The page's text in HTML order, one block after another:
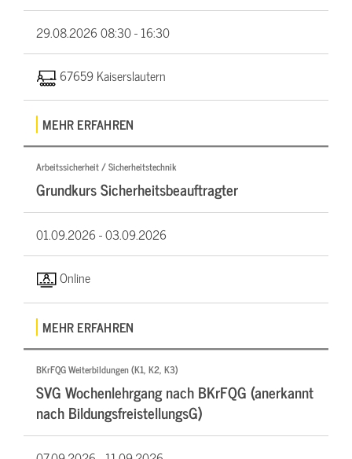
29.08.202608:30 - 16:30
67659 Kaiserslautern
MEHR ERFAHREN
Arbeitssicherheit / Sicherheitstechnik
Grundkurs Sicherheitsbeauftragter
01.09.2026 -03.09.2026
Online
MEHR ERFAHREN
BKrFQG Weiterbildungen (K1, K2, K3)
SVG Wochenlehrgang nach BKrFQG (anerkannt
nach BildungsfreistellungsG)